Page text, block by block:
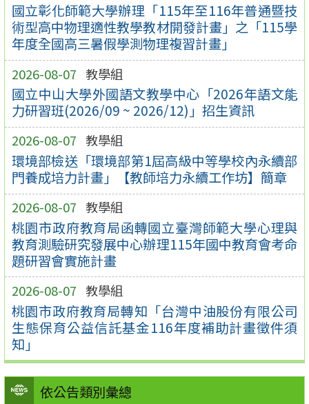
國立彰化師範大學辦理「115年至116年普通暨技
術型高中物理適性教學教材開發計畫」之「115學
年度全國高三暑假學測物理複習計畫」
2026-08-07 教學組
國立中山大學外國語文教學中心「2026年語文能
力研習班(2026/09 ~ 2026/12)」招生資訊
2026-08-07 教學組
環境部檢送「環境部第1屆高級中等學校內永續部
門養成培力計畫」【教師培力永續工作坊】簡章
2026-08-07 教學組
桃園市政府教育局函轉國立臺灣師範大學心理與
教育測驗研究發展中心辦理115年國中教育會考命
題研習會實施計畫
2026-08-07 教學組
桃園市政府教育局轉知「台灣中油股份有限公司
生態保育公益信託基金116年度補助計畫徵件須
知」
依公告類別彙總